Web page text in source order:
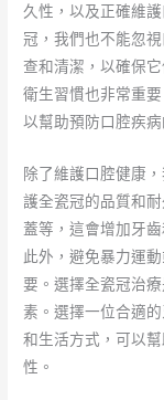
久性，以及正確維
冠，我們也不能忽
查和清潔，以確保
衛生習慣也非常重
以幫助預防口腔疾病
除了維護口腔健康
護全瓷冠的品質和
蓋等，這會增加牙
此外，避免暴力運
要。選擇全瓷冠治
素。選擇一位合適
和生活方式，可以
性。